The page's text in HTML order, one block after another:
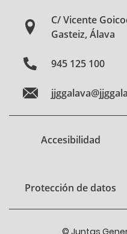
C/ Vicente
Gasteiz, Álava
945 125 100
Accesibilidad
Protección de datos